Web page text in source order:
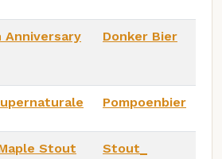
Anniversary
Donker Bier
Pompoenbier
Stout Stout_